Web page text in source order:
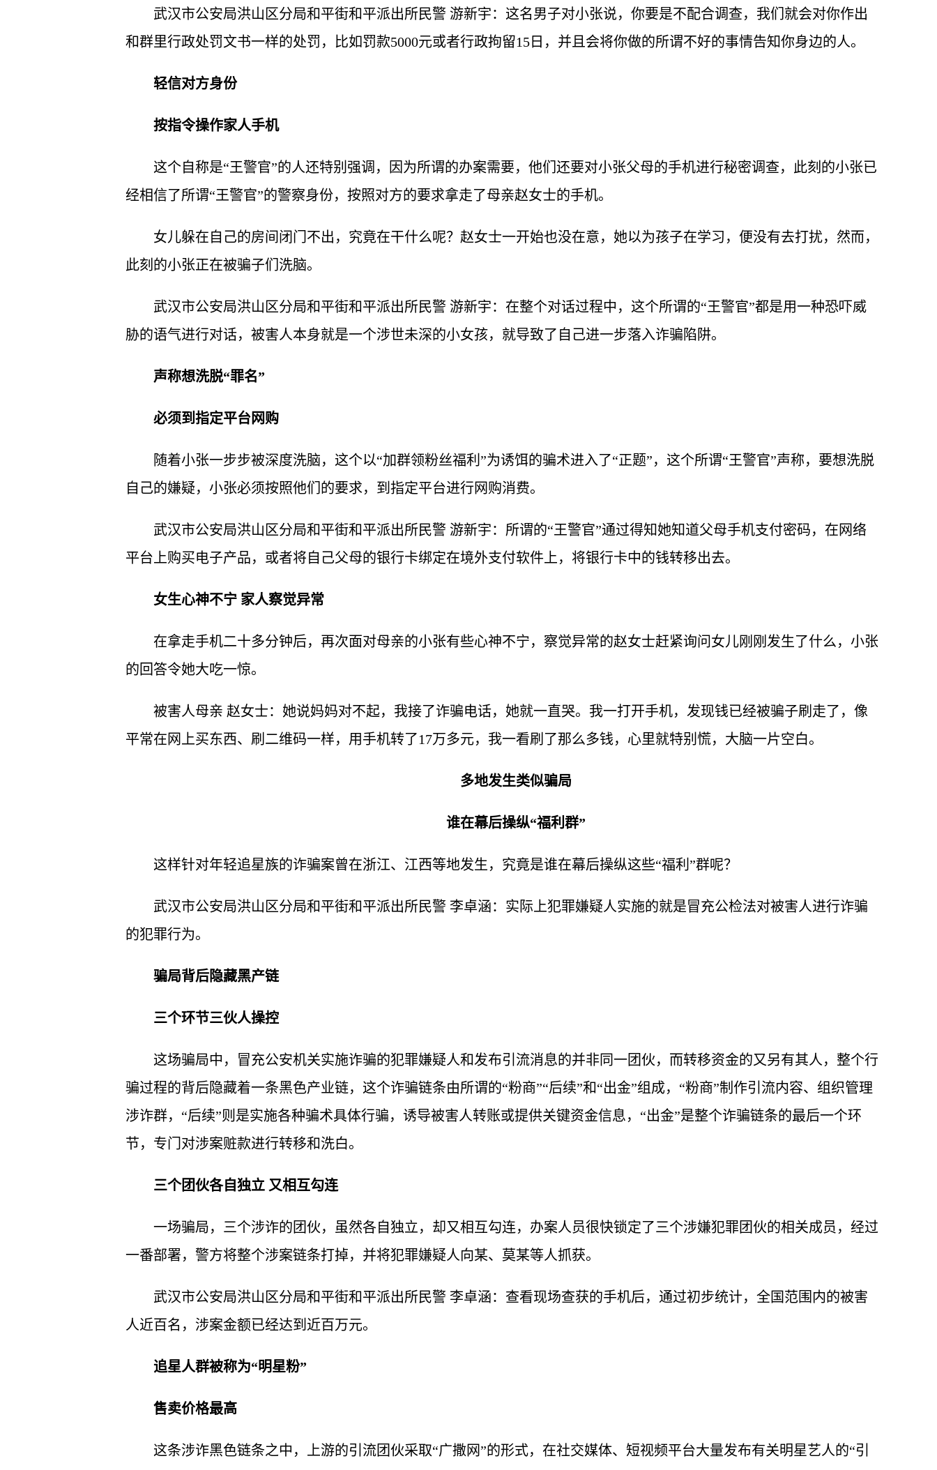
武汉市公安局洪山区分局和平街和平派出所民警 游新宇：这名男子对小张说，你要是不配合调查，我们就会对你作出
和群里行政处罚文书一样的处罚，比如罚款5000元或者行政拘留15日，并且会将你做的所谓不好的事情告知你身边的人。
轻信对方身份
按指令操作家人手机
这个自称是“王警官”的人还特别强调，因为所谓的办案需要，他们还要对小张父母的手机进行秘密调查，此刻的小张已
经相信了所谓“王警官”的警察身份，按照对方的要求拿走了母亲赵女士的手机。
女儿躲在自己的房间闭门不出，究竟在干什么呢？赵女士一开始也没在意，她以为孩子在学习，便没有去打扰，然而，
此刻的小张正在被骗子们洗脑。
武汉市公安局洪山区分局和平街和平派出所民警 游新宇：在整个对话过程中，这个所谓的“王警官”都是用一种恐吓威
胁的语气进行对话，被害人本身就是一个涉世未深的小女孩，就导致了自己进一步落入诈骗陷阱。
声称想洗脱“罪名”
必须到指定平台网购
随着小张一步步被深度洗脑，这个以“加群领粉丝福利”为诱饵的骗术进入了“正题”，这个所谓“王警官”声称，要想洗脱
自己的嫌疑，小张必须按照他们的要求，到指定平台进行网购消费。
武汉市公安局洪山区分局和平街和平派出所民警 游新宇：所谓的“王警官”通过得知她知道父母手机支付密码，在网络
平台上购买电子产品，或者将自己父母的银行卡绑定在境外支付软件上，将银行卡中的钱转移出去。
女生心神不宁 家人察觉异常
在拿走手机二十多分钟后，再次面对母亲的小张有些心神不宁，察觉异常的赵女士赶紧询问女儿刚刚发生了什么，小张
的回答令她大吃一惊。
被害人母亲 赵女士：她说妈妈对不起，我接了诈骗电话，她就一直哭。我一打开手机，发现钱已经被骗子刷走了，像
平常在网上买东西、刷二维码一样，用手机转了17万多元，我一看刷了那么多钱，心里就特别慌，大脑一片空白。
多地发生类似骗局
谁在幕后操纵“福利群”
这样针对年轻追星族的诈骗案曾在浙江、江西等地发生，究竟是谁在幕后操纵这些“福利”群呢？
武汉市公安局洪山区分局和平街和平派出所民警 李卓涵：实际上犯罪嫌疑人实施的就是冒充公检法对被害人进行诈骗
的犯罪行为。
骗局背后隐藏黑产链
三个环节三伙人操控
这场骗局中，冒充公安机关实施诈骗的犯罪嫌疑人和发布引流消息的并非同一团伙，而转移资金的又另有其人，整个行
骗过程的背后隐藏着一条黑色产业链，这个诈骗链条由所谓的“粉商”“后续”和“出金”组成，“粉商”制作引流内容、组织管理
涉诈群，“后续”则是实施各种骗术具体行骗，诱导被害人转账或提供关键资金信息，“出金”是整个诈骗链条的最后一个环
节，专门对涉案赃款进行转移和洗白。
三个团伙各自独立 又相互勾连
一场骗局，三个涉诈的团伙，虽然各自独立，却又相互勾连，办案人员很快锁定了三个涉嫌犯罪团伙的相关成员，经过
一番部署，警方将整个涉案链条打掉，并将犯罪嫌疑人向某、莫某等人抓获。
武汉市公安局洪山区分局和平街和平派出所民警 李卓涵：查看现场查获的手机后，通过初步统计，全国范围内的被害
人近百名，涉案金额已经达到近百万元。
追星人群被称为“明星粉”
售卖价格最高
这条涉诈黑色链条之中，上游的引流团伙采取“广撒网”的形式，在社交媒体、短视频平台大量发布有关明星艺人的“引